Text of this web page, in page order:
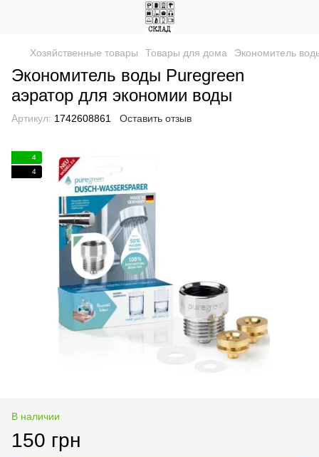
Хозяйственные товары Товары для дома Экономитель
Экономитель воды Puregreen
аэратор для экономии воды
Артикул: 1742608861 Оставить отзыв
4
4
В наличии
150 грн